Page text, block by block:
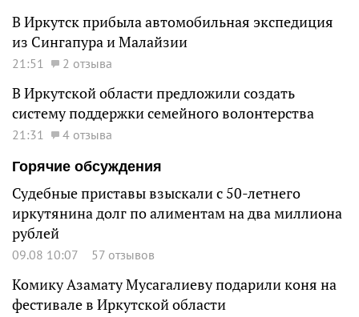
В Иркутск прибыла автомобильная экспедиция
из Сингапура и Малайзии
21:51 2 отзыва
В Иркутской области предложили создать
систему поддержки семейного волонтерства
21:31
4 отзыва
Горячие обсуждения
Судебные приставы взыскали с 50-летнего
иркутянина долг по алиментам на два миллиона
рублей
09.08 10:07 57 отзывов
Комику Азамату Мусагалиеву подарили коня на
фестивале в Иркутской области